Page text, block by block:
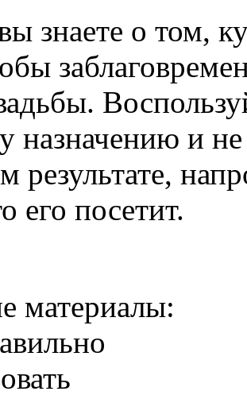
знаете о том,
назначению и не
результате,
его посетит.
материалы: